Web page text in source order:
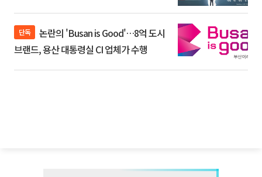
단독
브랜드, 용산 대통령실 CI 업체가 수행